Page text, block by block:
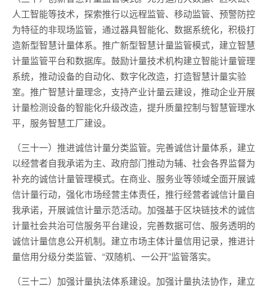
人工智能等技术，探索推行以远程监管、移动监管、预警防控
为特征的非现场监管，通过器具智能化、数据系统化，积极打
造新型智慧计量体系。推广新型智慧计量监管模式，建立智慧
计量监管平台和数据库。鼓励计量技术机构建立智能计量管理
系统，推动设备的自动化、数字化改造，打造智慧计量实验
室。推广智慧计量理念，支持产业计量云建设，推动企业开展
计量检测设备的智能化升级改造，提升质量控制与智慧管理水
平，服务智慧工厂建设。
（三十一）推进诚信计量分类监管。完善诚信计量体系，建立
以经营者自我承诺为主、政府部门推动为辅、社会各界监督为
补充的诚信计量管理模式。在商业、服务业等领域全面开展诚
信计量行动，强化市场经营主体责任，推行经营者诚信计量自
我承诺，开展诚信计量示范活动。加强基于区块链技术的诚信
计量社会共治可信服务平台建设，完善数据可信、服务透明的
诚信计量信息公开机制。建立市场主体计量信用记录，推进计
量信用分级分类监管、“双随机、一公开”监管落实。
（三十二）加强计量执法体系建设。加强计量执法协作，建立